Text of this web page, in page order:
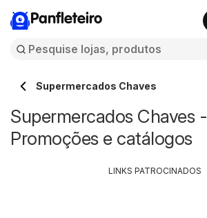
Panfleteiro
Supermercados Chaves
Supermercados Chaves -
Promoções e catálogos
LINKS PATROCINADOS